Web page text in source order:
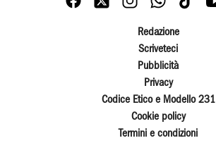
Redazione
Scriveteci
Pubblicità
Privacy
Codice Etico e Modello 231
Cookie policy
Termini e condizioni